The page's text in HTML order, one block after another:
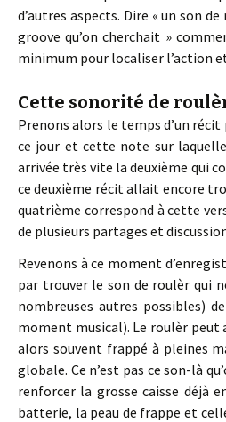
d’autres aspects. Dire « un son
groove qu’on cherchait »
minimum pour localiser l’action
Cette sonorité de
Prenons alors le temps d’un
ce jour et cette note sur
arrivée très vite la deuxième qui
ce deuxième récit allait encore
quatrième correspond à cette
de plusieurs partages et
Revenons à ce moment
par trouver le son de roulèr qui
nombreuses autres possibles)
moment musical). Le roulèr peut
alors souvent frappé à pleines
globale. Ce n’est pas ce son-là
renforcer la grosse caisse déjà
batterie, la peau de frappe et